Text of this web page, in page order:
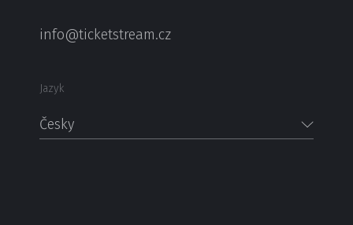
info@ticketstream.cz
Jazyk
Česky